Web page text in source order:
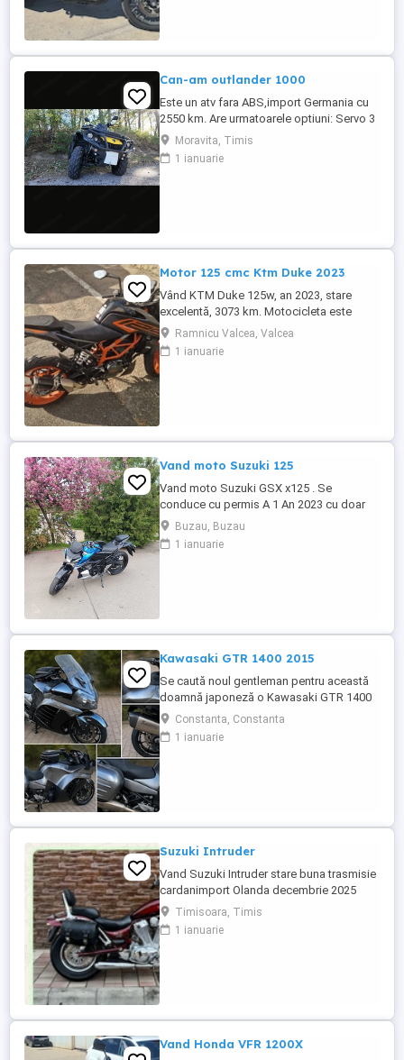
Can-am outlander 1000
Este un atv fara ABS,import Germania cu
2550 km. Are urmatoarele optiuni: Servo 3
nivele Suspensie FOX cu rebound Bullbar
fata Bullbar spate Handguardurile Can am
Jante beadlock
Moravita, Timis
1 ianuarie
Motor 125 cmc Ktm Duke 2023
Vând KTM Duke 125w, an 2023, stare
excelentă, 3073 km. Motocicleta este
ideală pentru începători sau pentru oraș.
Fără daune, lovituri!
Ramnicu Valcea, Valcea
1 ianuarie
Vand moto Suzuki 125
Vand moto Suzuki GSX x125 . Se
conduce cu permis A 1 An 2023 cu doar
5000km Stare impecabila , fara cazaturi
ITP valabil pana in noiembrie 2027 Revizii
si schimb de ulei in service autorizat
Buzau, Buzau
1 ianuarie
Kawasaki GTR 1400 2015
Se caută noul gentleman pentru această
doamnă japoneză o Kawasaki GTR 1400
care încă întoarce priviri și iubește
kilometrii. A fost răsfățată, întreținută la
timp și tratată cu respect. O dau doar
Constanta, Constanta
1 ianuarie
Suzuki Intruder
Vand Suzuki Intruder stare buna trasmisie
cardanimport Olanda decembrie 2025
inmatriculat RO IN FEBRUARIE Nu raspund
la mesaje.Schimb cu ATV plus sau minus
diferenta
Timisoara, Timis
1 ianuarie
Vand Honda VFR 1200X